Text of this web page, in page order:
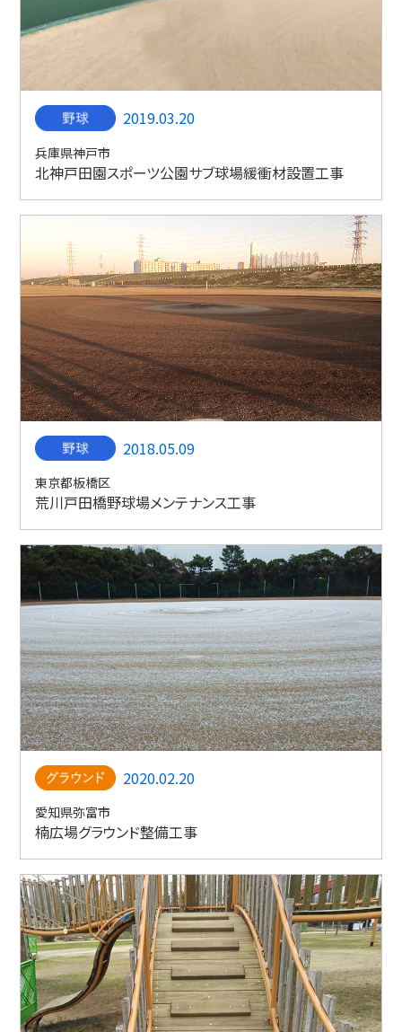
2019.03.20
兵庫県神戸市
北神戸田園スポーツ公園サブ球場緩衝材設置工事
2018.05.09
東京都板橋区
荒川戸田橋野球場メンテナンス工事
2020.02.20
愛知県弥富市
楠広場グラウンド整備工事